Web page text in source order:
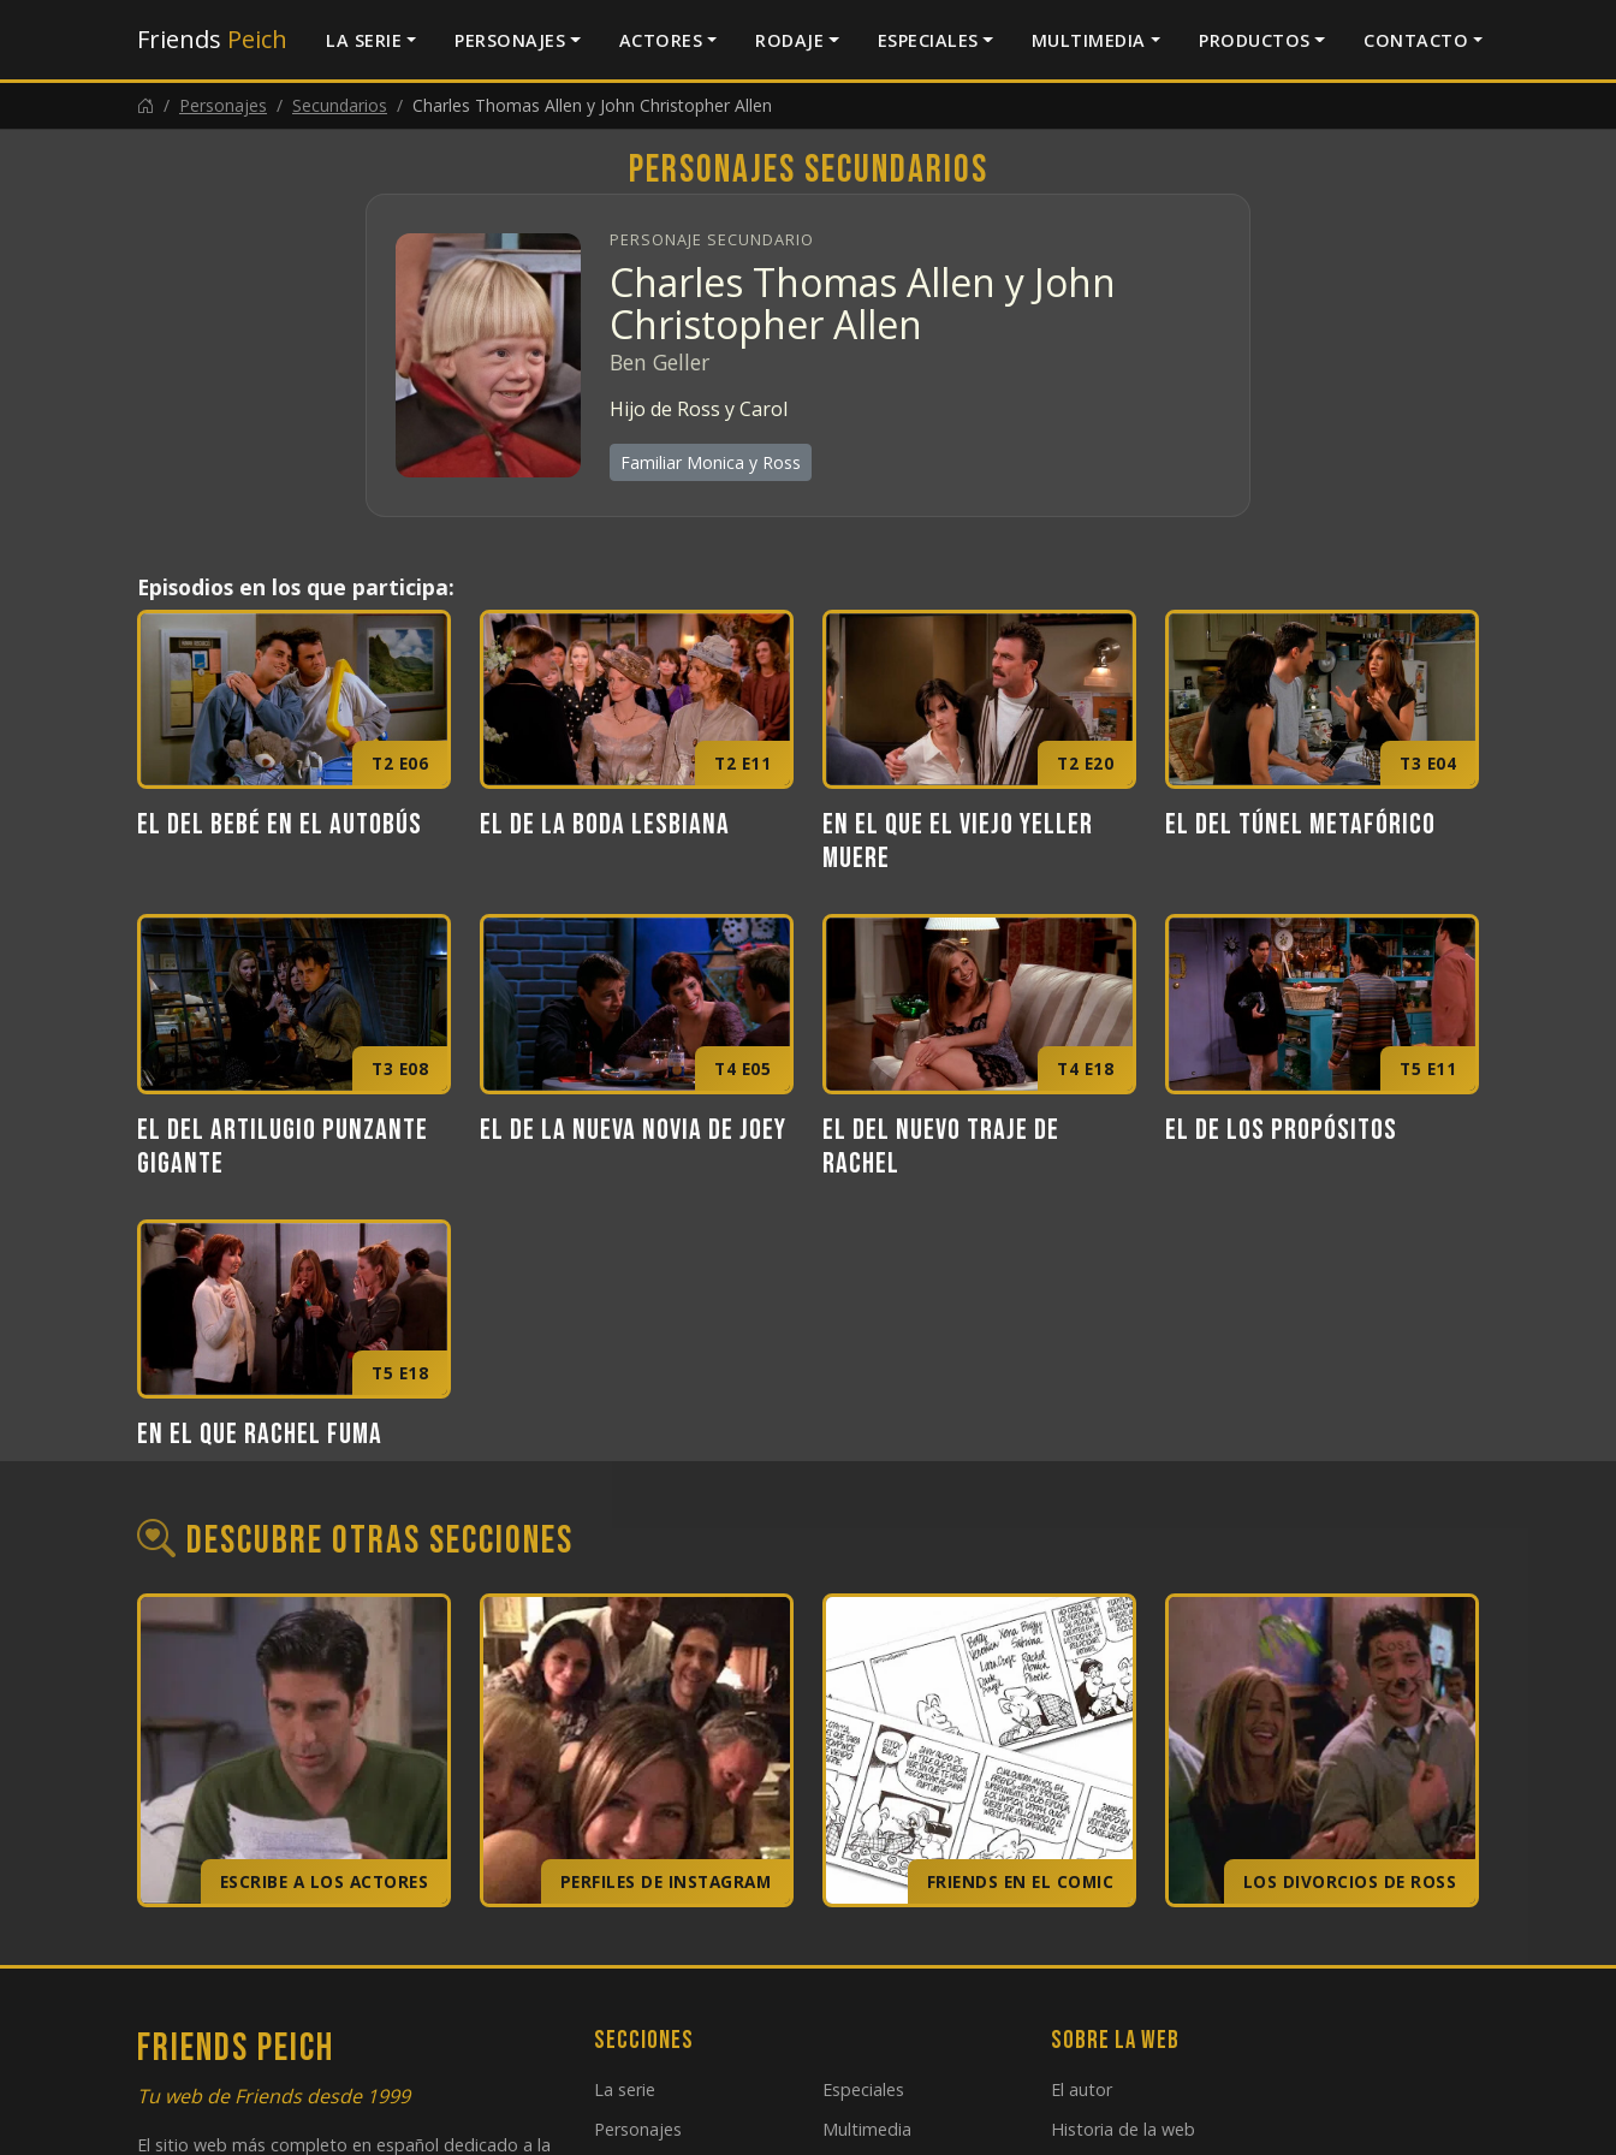
Friends Peich LA SERIE PERSONAJES ACTORES RODAJE ESPECIALES MULTIMEDIA PRODUCTOS CONTACTO
Personajes Secundarios Charles Thomas Allen y John Christopher Allen
Personajes secundarios
PERSONAJE SECUNDARIO
Charles Thomas Allen y John
Christopher Allen
Ben Geller
Hijo de Ross y Carol
Familiar Monica y Ross
Episodios en los que participa:
T2 E06
El del bebé en el autobús
T2 E11
El de la boda lesbiana
T2 E20
En el que el viejo Yeller
muere
T3 E04
El del túnel metafórico
T3 E08
El del artilugio punzante
gigante
T4 E05
El de la nueva novia de Joey
T4 E18
El del nuevo traje de
Rachel
T5 E11
El de los propósitos
T5 E18
En el que Rachel fuma
Descubre otras secciones
ESCRIBE A LOS ACTORES PERFILES DE INSTAGRAM FRIENDS EN EL COMIC LOS DIVORCIOS DE ROSS
FRIENDS PEICH
Tu web de Friends desde 1999
El sitio web más completo en español dedicado a la
Secciones
La serie
Personajes
Especiales
Multimedia
Sobre la web
El autor
Historia de la web